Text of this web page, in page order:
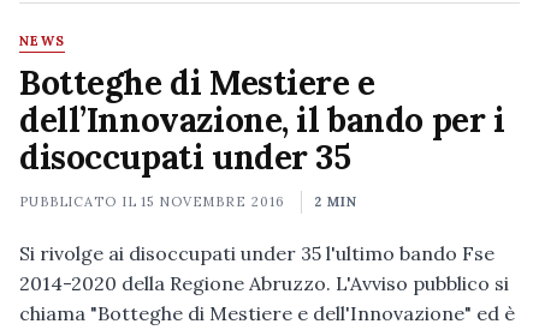
NEWS
Botteghe di Mestiere e
dell’Innovazione, il bando per i
disoccupati under 35
PUBBLICATO IL15 NOVEMBRE 2016 2 MIN
Si rivolge ai disoccupati under 35 l'ultimo bando Fse
2014-2020 della Regione Abruzzo. L'Avviso pubblico si
chiama "Botteghe di Mestiere e dell'Innovazione" ed è